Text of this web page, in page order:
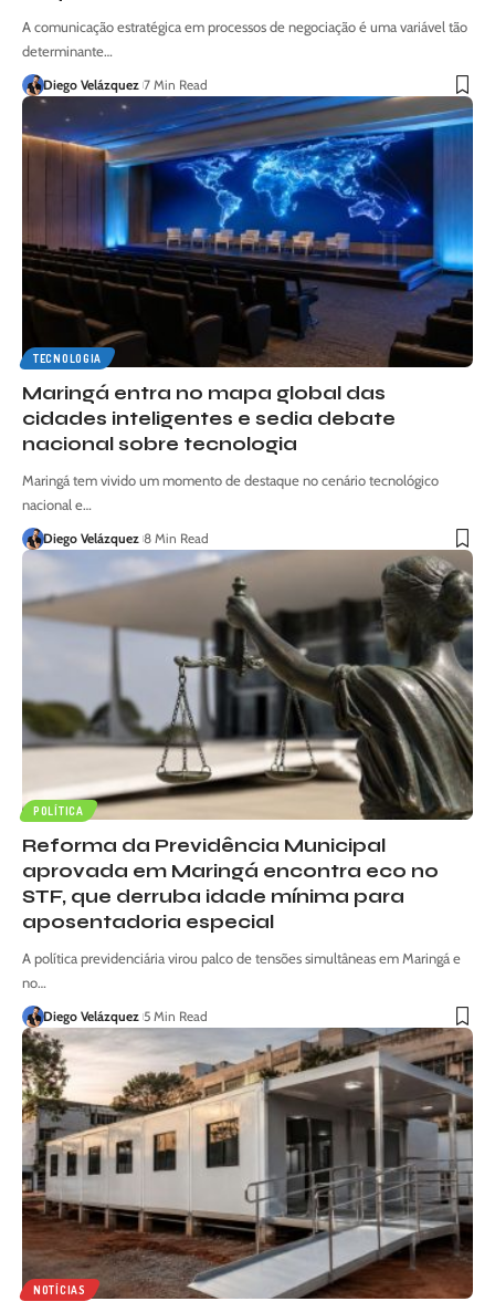
A comunicação estratégica em processos de negociação é uma variável tão
determinante…
Diego Velázquez 7 Min Read
TECNOLOGIA
Maringá entra no mapa global das
cidades inteligentes e sedia debate
nacional sobre tecnologia
Maringá tem vivido um momento de destaque no cenário tecnológico
nacional e…
Diego Velázquez 8 Min Read
POLÍTICA
Reforma da Previdência Municipal
aprovada em Maringá encontra eco no
STF, que derruba idade mínima para
aposentadoria especial
A política previdenciária virou palco de tensões simultâneas em Maringá e
no…
Diego Velázquez 5 Min Read
NOTÍCIAS